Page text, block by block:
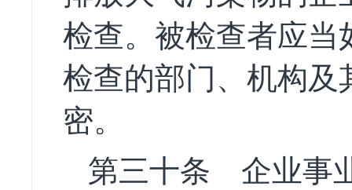
检查。被检查者应当
检查的部门、机构及
密。
第三十条 企业事